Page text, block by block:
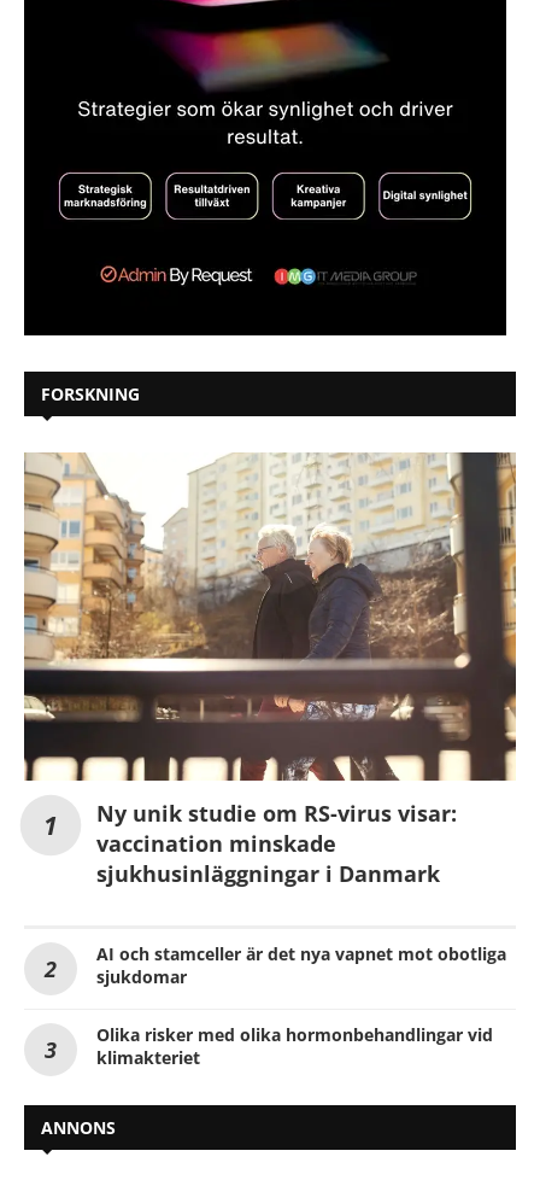
FORSKNING
Ny unik studie om RS-virus visar:
vaccination minskade
sjukhusinläggningar i Danmark
AI och stamceller är det nya vapnet mot obotliga
sjukdomar
Olika risker med olika hormonbehandlingar vid
klimakteriet
ANNONS